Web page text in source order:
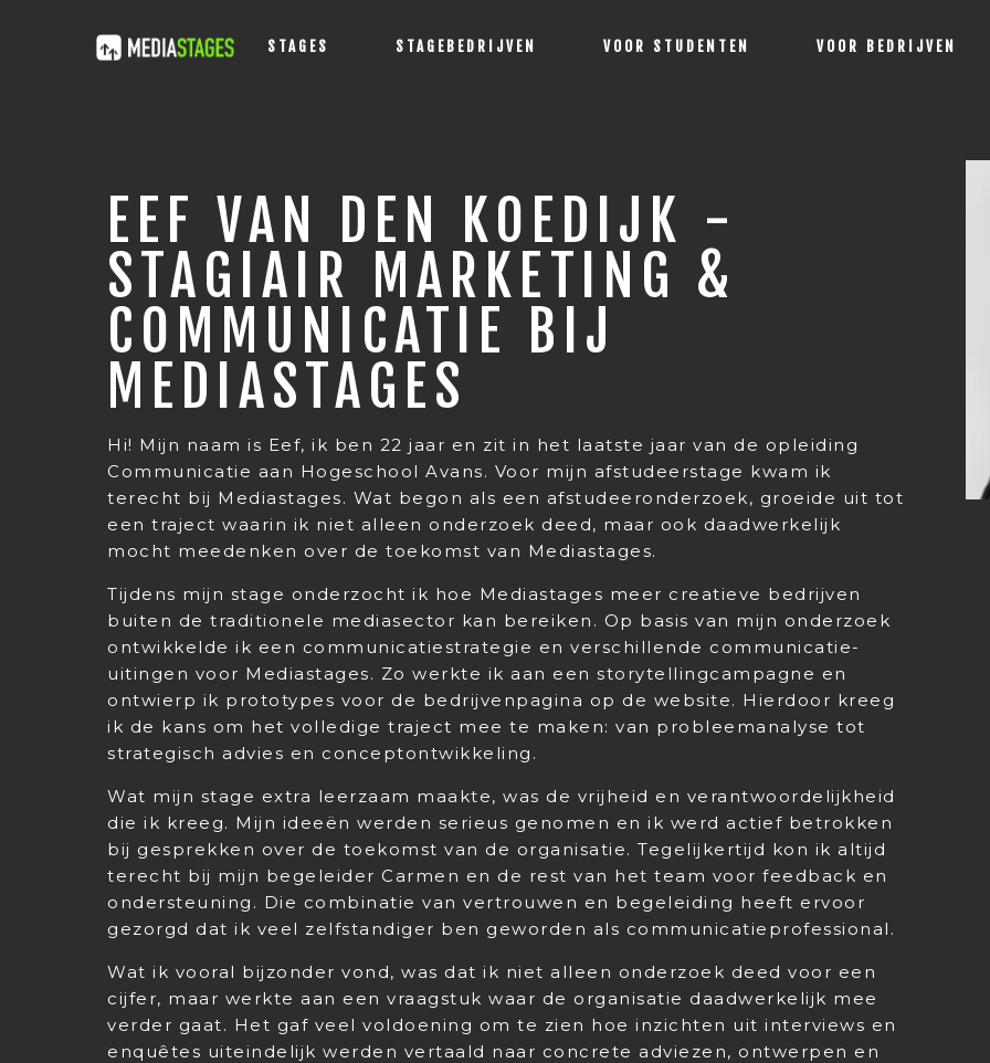
STAGES STAGEBEDRIJVEN VOOR STUDENTEN VOOR BEDRIJVEN
EEF VAN DEN KOEDIJK -
STAGIAIR MARKETING &
COMMUNICATIE BIJ
MEDIASTAGES
Hi! Mijn naam is Eef, ik ben 22 jaar en zit in het laatste jaar van de opleiding
Communicatie aan Hogeschool Avans. Voor mijn afstudeerstage kwam ik
terecht bij Mediastages. Wat begon als een afstudeeronderzoek, groeide uit tot
een traject waarin ik niet alleen onderzoek deed, maar ook daadwerkelijk
mocht meedenken over de toekomst van Mediastages.
Tijdens mijn stage onderzocht ik hoe Mediastages meer creatieve bedrijven
buiten de traditionele mediasector kan bereiken. Op basis van mijn onderzoek
ontwikkelde ik een communicatiestrategie en verschillende communicatie-
uitingen voor Mediastages. Zo werkte ik aan een storytellingcampagne en
ontwierp ik prototypes voor de bedrijvenpagina op de website. Hierdoor kreeg
ik de kans om het volledige traject mee te maken: van probleemanalyse tot
strategisch advies en conceptontwikkeling.
Wat mijn stage extra leerzaam maakte, was de vrijheid en verantwoordelijkheid
die ik kreeg. Mijn ideeën werden serieus genomen en ik werd actief betrokken
bij gesprekken over de toekomst van de organisatie. Tegelijkertijd kon ik altijd
terecht bij mijn begeleider Carmen en de rest van het team voor feedback en
ondersteuning. Die combinatie van vertrouwen en begeleiding heeft ervoor
gezorgd dat ik veel zelfstandiger ben geworden als communicatieprofessional.
Wat ik vooral bijzonder vond, was dat ik niet alleen onderzoek deed voor een
cijfer, maar werkte aan een vraagstuk waar de organisatie daadwerkelijk mee
verder gaat. Het gaf veel voldoening om te zien hoe inzichten uit interviews en
enquêtes uiteindelijk werden vertaald naar concrete adviezen, ontwerpen en